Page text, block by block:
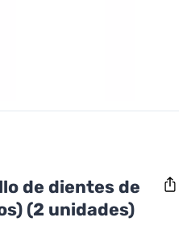
de dientes de
(2 unidades)